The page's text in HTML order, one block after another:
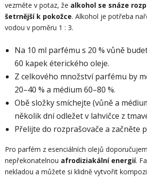
vezměte v potaz, že alkohol se snáze
šetrnější k pokožce. Alkohol je potřeba
vodou v poměru 1 : 3.
Na 10 ml parfému s 20 % vůně
60 kapek éterického oleje.
Z celkového množství parfému by
20–40 % a médium 60–80 %.
Obě složky smíchejte (vůně a
několik dní odležet v lahvičce z
Přelijte do rozprašovače a začněte
Pro parfém z esenciálních olejů
nepřekonatelnou afrodiziakální energií.
nekladou a můžete si klidně vytvořit